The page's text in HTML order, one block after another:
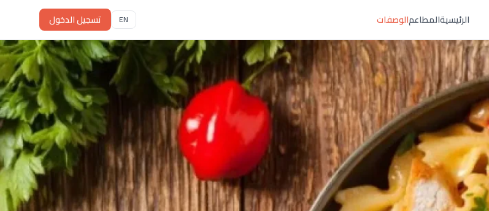
الرئيسيةالمطاعمالوصفات EN تسجيل الدخول